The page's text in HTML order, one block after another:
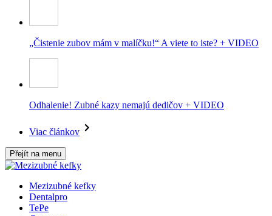
„Čistenie zubov mám v malíčku!“ A viete to iste? + VIDEO
Odhalenie! Zubné kazy nemajú dedičov + VIDEO
Viac článkov
Přejít na menu
Mezizubné kefky
Dentalpro
TePe